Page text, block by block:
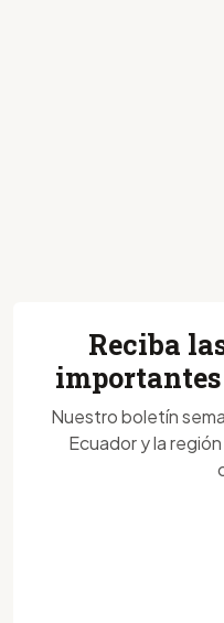
Reciba
Nuestro boletín
Ecuador y la